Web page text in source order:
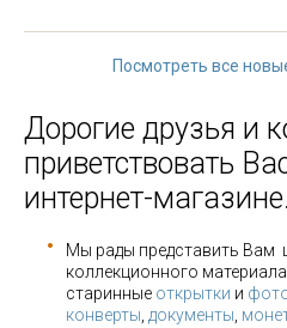
Посмотреть все
Дорогие друзья и
приветствовать
интернет-магазине.
Мы рады представить Вам
коллекционного
старинные открытки и
конверты документы